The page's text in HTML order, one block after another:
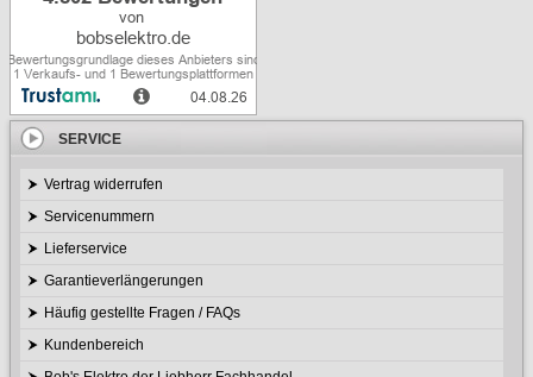
SERVICE
Vertrag widerrufen
Servicenummern
Lieferservice
Garantieverlängerungen
Häufig gestellte Fragen / FAQs
Kundenbereich